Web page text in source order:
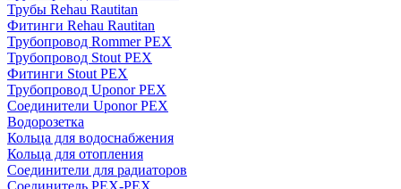
Трубы Rehau Rautitan
Фитинги Rehau Rautitan
Трубопровод Rommer PEX
Трубопровод Stout PEX
Фитинги Stout PEX
Трубопровод Uponor PEX
Соединители Uponor PEX
Водорозетка
Кольца для водоснабжения
Кольца для отопления
Соединители для радиаторов
Соединитель PEX-PEX